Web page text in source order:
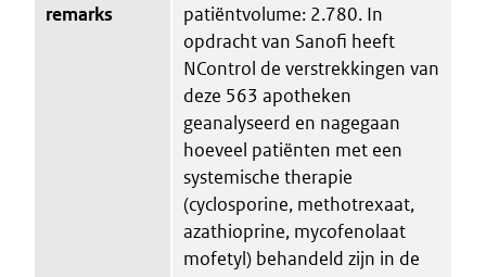
remarks
patiëntvolume: 2.780. In
opdracht van Sanofi heeft
NControl de verstrekkingen van
deze 563 apotheken
geanalyseerd en nagegaan
hoeveel patiënten met een
systemische therapie
(cyclosporine, methotrexaat,
azathioprine, mycofenolaat
mofetyl) behandeld zijn in de